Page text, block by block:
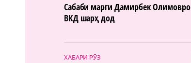
Сабаби марги Дамирбек Олимовро
ВКД шарҳ дод
ХАБАРИ РӮЗ